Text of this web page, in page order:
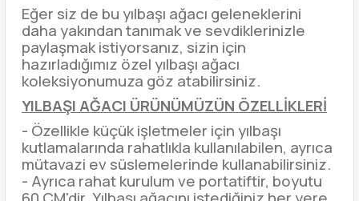
Eğer siz de bu yılbaşı ağacı geleneklerini
daha yakından tanımak ve sevdiklerinizle
paylaşmak istiyorsanız, sizin için
hazırladığımız özel yılbaşı ağacı
koleksiyonumuza göz atabilirsiniz.
YILBAŞI AĞACI ÜRÜNÜMÜZÜN ÖZELLİKLERİ
- Özellikle küçük işletmeler için yılbaşı
kutlamalarında rahatlıkla kullanılabilen, ayrıca
mütavazi ev süslemelerinde kullanabilirsiniz.
- Ayrıca rahat kurulum ve portatiftir, boyutu